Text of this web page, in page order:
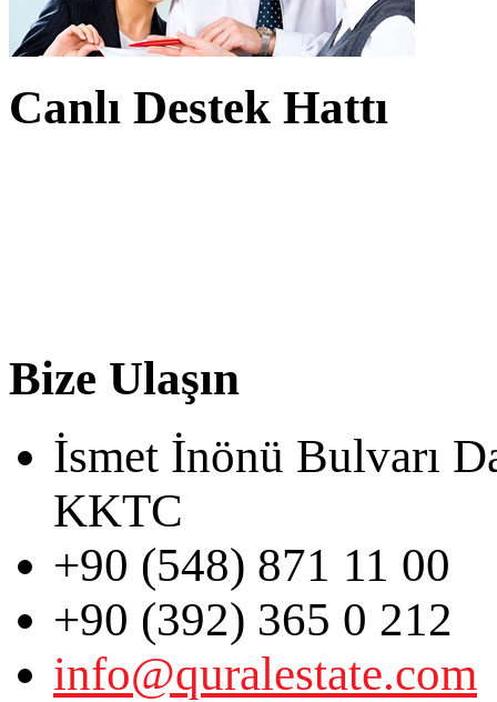
Canlı Destek Hattı
Bize Ulaşın
İsmet İnönü Bulvarı
KKTC
+90 (548) 871 11 00
+90 (392) 365 0 212
info@quralestate.com